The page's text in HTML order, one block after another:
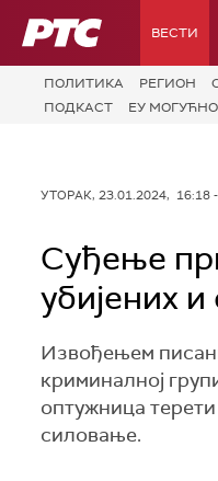
РТС ВЕСТИ
ПОЛИТИКА РЕГИОН
ПОДКАСТ
ЕУ
УТОРАК, 23.01.2024, 16:18
Суђење
убијених
Извођењем
криминалној
оптужница
силовање.